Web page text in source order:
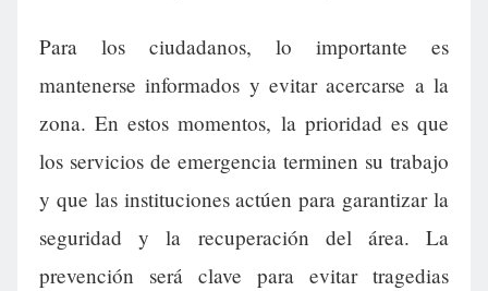
Para los ciudadanos, lo importante es
mantenerse informados y evitar acercarse a la
zona. En estos momentos, la prioridad es que
los servicios de emergencia terminen su trabajo
y que las instituciones actúen para garantizar la
seguridad y la recuperación del área. La
prevención será clave para evitar tragedias